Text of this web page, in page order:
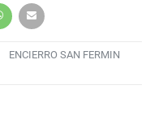
ENCIERRO SAN FERMIN